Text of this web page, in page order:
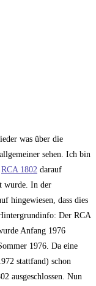
was über die
sehen. Ich bin
RCA 1802 darauf
wurde. In der
hingewiesen, dass dies
Der RCA
Anfang 1976
1976. Da eine
stattfand) schon
ausgeschlossen. Nun